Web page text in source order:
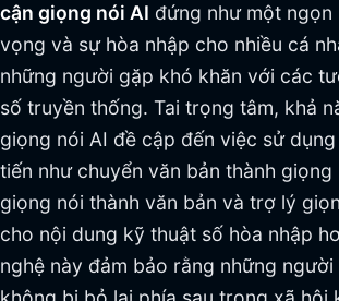
cận giọng nói AI đứng như một ngọn
vọng và sự hòa nhập cho nhiều cá
những người gặp khó khăn với các
số truyền thống. Tai trọng tâm, khả
giọng nói AI đề cập đến việc sử
tiến như chuyển văn bản thành giọng
giọng nói thành văn bản và trợ lý
cho nội dung kỹ thuật số hòa nhập
nghệ này đảm bảo rằng những